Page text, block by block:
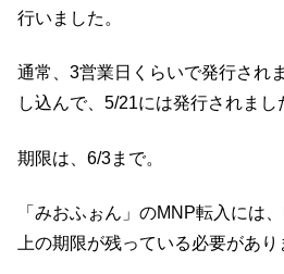
行いました。
通常、3営業日くらいで発行され
し込んで、5/21には発行されまし
期限は、6/3まで。
「みおふぉん」のMNP転入には
上の期限が残っている必要があり